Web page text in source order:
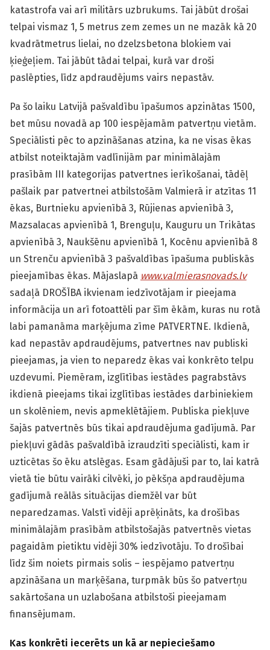
katastrofa vai arī militārs uzbrukums. Tai jābūt drošai
telpai vismaz 1, 5 metrus zem zemes un ne mazāk kā 20
kvadrātmetrus lielai, no dzelzsbetona blokiem vai
ķieģeļiem. Tai jābūt tādai telpai, kurā var droši
paslēpties, līdz apdraudējums vairs nepastāv.
Pa šo laiku Latvijā pašvaldību īpašumos apzinātas 1500,
bet mūsu novadā ap 100 iespējamām patvertņu vietām.
Speciālisti pēc to apzināšanas atzina, ka ne visas ēkas
atbilst noteiktajām vadlīnijām par minimālajām
prasībām III kategorijas patvertnes ierīkošanai, tādēļ
pašlaik par patvertnei atbilstošām Valmierā ir atzītas 11
ēkas, Burtnieku apvienībā 3, Rūjienas apvienībā 3,
Mazsalacas apvienībā 1, Brenguļu, Kauguru un Trikātas
apvienībā 3, Naukšēnu apvienībā 1, Kocēnu apvienībā 8
un Strenču apvienībā 3 pašvaldības īpašuma publiskās
pieejamības ēkas. Mājaslapā www.valmierasnovads.lv
sadaļā DROŠĪBA ikvienam iedzīvotājam ir pieejama
informācija un arī fotoattēli par šīm ēkām, kuras nu rotā
labi pamanāma marķējuma zīme PATVERTNE. Ikdienā,
kad nepastāv apdraudējums, patvertnes nav publiski
pieejamas, ja vien to neparedz ēkas vai konkrēto telpu
uzdevumi. Piemēram, izglītības iestādes pagrabstāvs
ikdienā pieejams tikai izglītības iestādes darbiniekiem
un skolēniem, nevis apmeklētājiem. Publiska piekļuve
šajās patvertnēs būs tikai apdraudējuma gadījumā. Par
piekļuvi gādās pašvaldībā izraudzīti speciālisti, kam ir
uzticētas šo ēku atslēgas. Esam gādājuši par to, lai katrā
vietā tie būtu vairāki cilvēki, jo pēkšņa apdraudējuma
gadījumā reālās situācijas diemžēl var būt
neparedzamas. Valstī vidēji aprēķināts, ka drošības
minimālajām prasībām atbilstošajās patvertnēs vietas
pagaidām pietiktu vidēji 30% iedzīvotāju. To drošībai
līdz šim noiets pirmais solis – iespējamo patvertņu
apzināšana un marķēšana, turpmāk būs šo patvertņu
sakārtošana un uzlabošana atbilstoši pieejamam
finansējumam.
Kas konkrēti iecerēts un kā ar nepieciešamo